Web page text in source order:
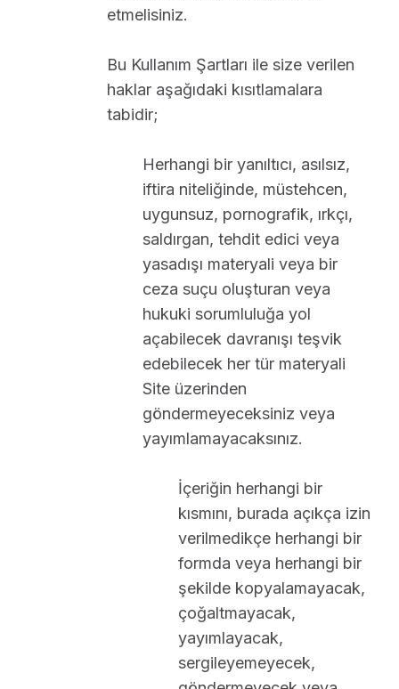
etmelisiniz.
Bu Kullanım Şartları ile size verilen
haklar aşağıdaki kısıtlamalara
tabidir;
Herhangi bir yanıltıcı, asılsız,
iftira niteliğinde, müstehcen,
uygunsuz, pornografik, ırkçı,
saldırgan, tehdit edici veya
yasadışı materyali veya bir
ceza suçu oluşturan veya
hukuki sorumluluğa yol
açabilecek davranışı teşvik
edebilecek her tür materyali
Site üzerinden
göndermeyeceksiniz veya
yayımlamayacaksınız.
İçeriğin herhangi bir
kısmını, burada açıkça izin
verilmedikçe herhangi bir
formda veya herhangi bir
şekilde kopyalamayacak,
çoğaltmayacak,
yayımlayacak,
sergileyemeyecek,